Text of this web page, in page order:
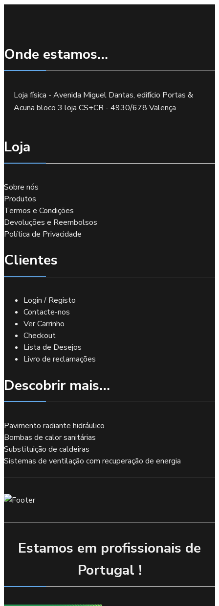
Onde estamos…
Loja física - Avenida Miguel Dantas, edifício Portas &
Acuna bloco 3 loja CS+CR - 4930/678 Valença
Loja
Sobre nós
Produtos
Termos e Condições
Devoluções e Reembolsos
Política de Privacidade
Clientes
Login / Registo
Contacte-nos
Ver Carrinho
Checkout
Lista de Desejos
Livro de reclamações
Descobrir mais…
Pavimento radiante hidráulico
Bombas de calor sanitárias
Substituição de caldeiras
Sistemas de ventilação com recuperação de energia
Estamos em profissionais de
Portugal !